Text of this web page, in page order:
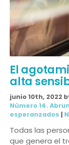
El
alta
junio 10th, 2022
Número 14.
esperanzados |
Todas las
que genera el